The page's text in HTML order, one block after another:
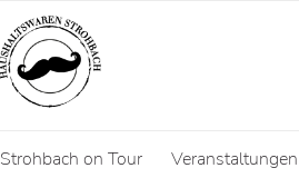
Strohbach on Tour Veranstaltungen